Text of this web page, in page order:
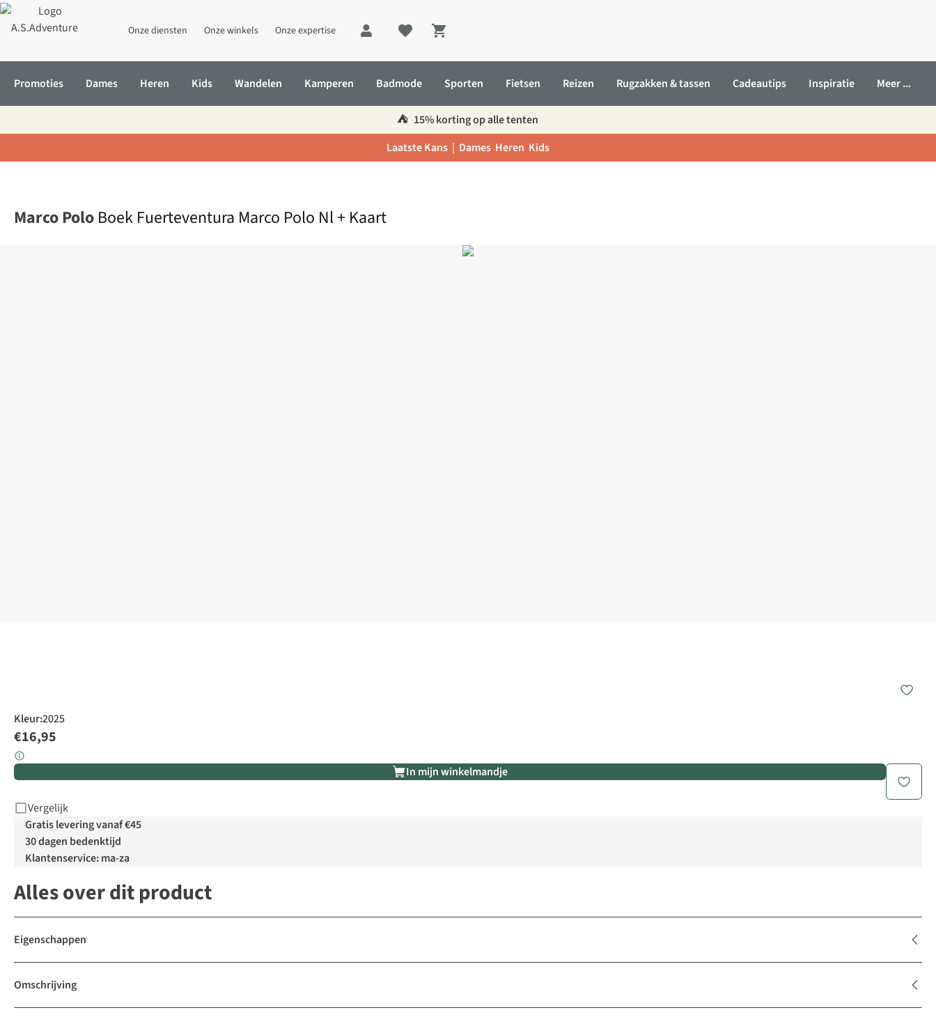
Onze diensten Onze winkels Onze expertise
Shopping cart
Promoties Dames Heren Kids Wandelen Kamperen Badmode Sporten Fietsen Reizen Rugzakken & tassen Cadeautips Inspiratie Meer ...
⛺️ 15% korting op alle tenten
Laatste Kans | Dames Heren Kids
Marco Polo Boek Fuerteventura Marco Polo Nl + Kaart
Kleur:2025
€16,95
In mijn winkelmandje
Vergelijk
Gratis levering vanaf €45
30 dagen bedenktijd
Klantenservice: ma-za
Alles over dit product
Eigenschappen
Omschrijving